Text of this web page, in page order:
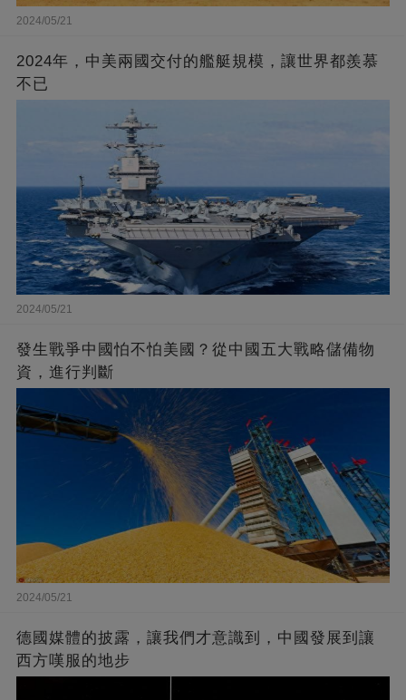
2024/05/21
2024年，中美兩國交付的艦艇規模，讓世界都羨慕
不已
2024/05/21
發生戰爭中國怕不怕美國？從中國五大戰略儲備物
資，進行判斷
2024/05/21
德國媒體的披露，讓我們才意識到，中國發展到讓
西方嘆服的地步